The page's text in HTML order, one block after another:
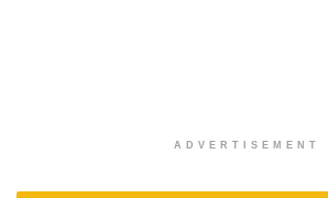
ADVERTISEMENT